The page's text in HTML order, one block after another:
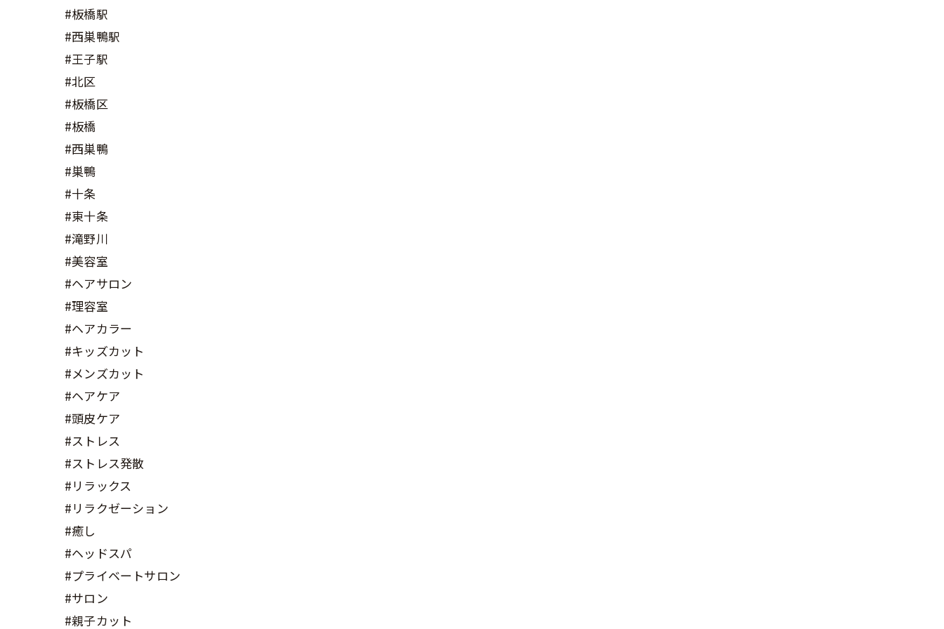
#板橋駅
#西巣鴨駅
#王子駅
#北区
#板橋区
#板橋
#西巣鴨
#巣鴨
#十条
#東十条
#滝野川
#美容室
#ヘアサロン
#理容室
#ヘアカラー
#キッズカット
#メンズカット
#ヘアケア
#頭皮ケア
#ストレス
#ストレス発散
#リラックス
#リラクゼーション
#癒し
#ヘッドスパ
#プライベートサロン
#サロン
#親子カット